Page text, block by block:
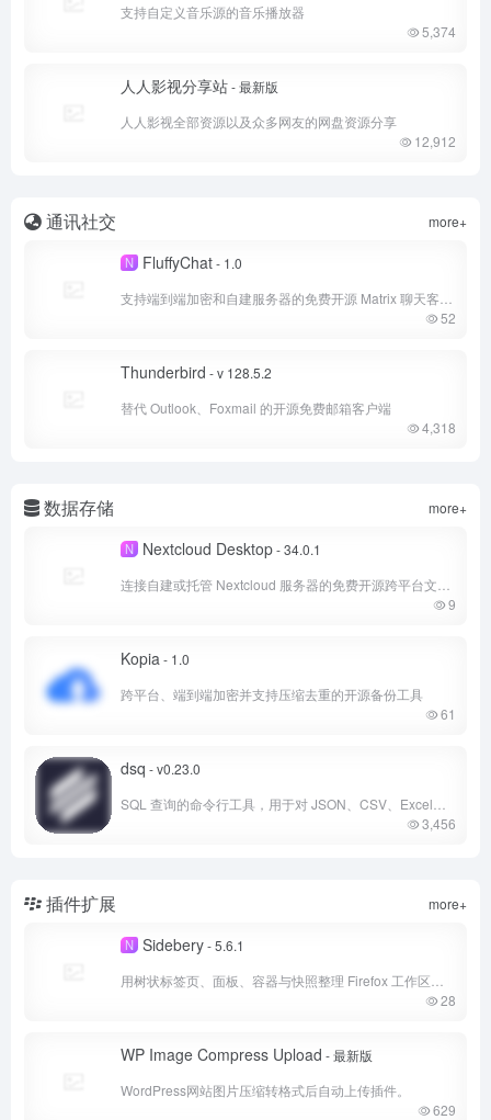
支持自定义音乐源的音乐播放器
5,374
人人影视分享站- 最新版
人人影视全部资源以及众多网友的网盘资源分享
12,912
通讯社交 more+
N FluffyChat- 1.0
52
Thunderbird - v 128.5.2
替代 Outlook、Foxmail 的开源免费邮箱客户端
4,318
数据存储 more+
N Nextcloud Desktop- 34.0.1
9
Kopia- 1.0
跨平台、端到端加密并支持压缩去重的开源备份工具
61
dsq - v0.23.0
3,456
插件扩展 more+
N Sidebery- 5.6.1
28
WP Image Compress Upload - 最新版
WordPress网站图片压缩转格式后自动上传插件。
629